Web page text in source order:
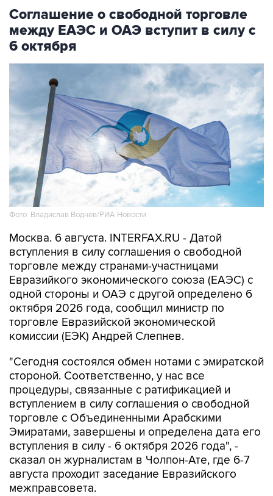
Соглашение о свободной торговле
между ЕАЭС и ОАЭ вступит в силу с
6 октября
Фото: Владислав Воднев/РИА Новости
Москва. 6 августа. INTERFAX.RU - Датой
вступления в силу соглашения о свободной
торговле между странами-участницами
Евразийкого экономического союза (ЕАЭС) с
одной стороны и ОАЭ с другой определено 6
октября 2026 года, сообщил министр по
торговле Евразийской экономической
комиссии (ЕЭК) Андрей Слепнев.
"Сегодня состоялся обмен нотами с эмиратской
стороной. Соответственно, у нас все
процедуры, связанные с ратификацией и
вступлением в силу соглашения о свободной
торговле с Объединенными Арабскими
Эмиратами, завершены и определена дата его
вступления в силу - 6 октября 2026 года", -
сказал он журналистам в Чолпон-Ате, где 6-7
августа проходит заседание Евразийского
межправсовета.